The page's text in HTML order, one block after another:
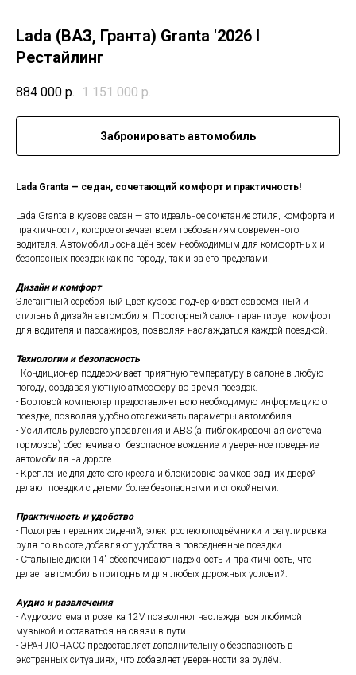
Lada (ВАЗ, Гранта) Granta '2026 I
Рестайлинг
884 000 р. 1 151 000 р.
Забронировать автомобиль
Lada Granta — седан, сочетающий комфорт и практичность!
Lada Granta в кузове седан — это идеальное сочетание стиля, комфорта и
практичности, которое отвечает всем требованиям современного
водителя. Автомобиль оснащён всем необходимым для комфортных и
безопасных поездок как по городу, так и за его пределами.
Дизайн и комфорт
Элегантный серебряный цвет кузова подчеркивает современный и
стильный дизайн автомобиля. Просторный салон гарантирует комфорт
для водителя и пассажиров, позволяя наслаждаться каждой поездкой.
Технологии и безопасность
- Кондиционер поддерживает приятную температуру в салоне в любую
погоду, создавая уютную атмосферу во время поездок.
- Бортовой компьютер предоставляет всю необходимую информацию о
поездке, позволяя удобно отслеживать параметры автомобиля.
- Усилитель рулевого управления и ABS (антиблокировочная система
тормозов) обеспечивают безопасное вождение и уверенное поведение
автомобиля на дороге.
- Крепление для детского кресла и блокировка замков задних дверей
делают поездки с детьми более безопасными и спокойными.
Практичность и удобство
- Подогрев передних сидений, электростеклоподъёмники и регулировка
руля по высоте добавляют удобства в повседневные поездки.
- Стальные диски 14" обеспечивают надёжность и практичность, что
делает автомобиль пригодным для любых дорожных условий.
Аудио и развлечения
- Аудиосистема и розетка 12V позволяют наслаждаться любимой
музыкой и оставаться на связи в пути.
- ЭРА-ГЛОНАСС предоставляет дополнительную безопасность в
экстренных ситуациях, что добавляет уверенности за рулём.